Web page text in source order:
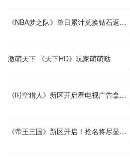
《NBA梦之队》单日累计兑换钻石返利活动
激萌天下 《天下HD》玩家萌萌哒
《时空猎人》新区开启看电视广告拿福利
《帝王三国》新区开启！抢名将尽显霸王本色！